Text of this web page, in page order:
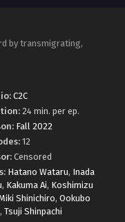
– Ep 03 (Dual Subs)
& English
– Ep 01 (Dual Subs)
& English
2022
– Ep 01 x265/HEVC
by transmigrating,
C2C
24 min. per ep.
Fall 2022
12
Censored
Hatano Wataru, Inada
, Kakuma Ai, Koshimizu
Shinichiro, Ookubo
, Tsuji Shinpachi